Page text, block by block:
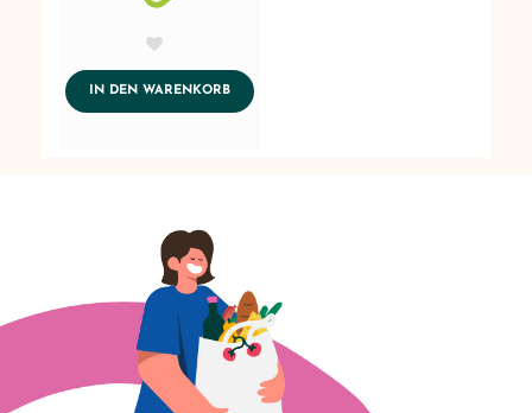
IN DEN WARENKORBADDTOCART